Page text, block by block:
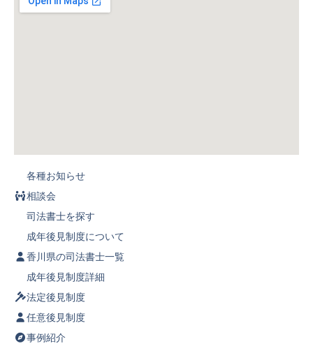
各種お知らせ
相談会
司法書士を探す
成年後見制度について
香川県の司法書士一覧
成年後見制度詳細
法定後見制度
任意後見制度
事例紹介